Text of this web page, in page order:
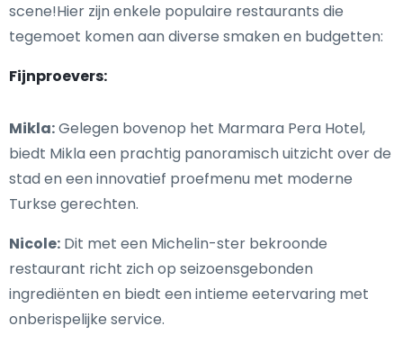
scene!Hier zijn enkele populaire restaurants die
tegemoet komen aan diverse smaken en budgetten:
Fijnproevers:
Mikla:Gelegen bovenop het Marmara Pera Hotel,
biedt Mikla een prachtig panoramisch uitzicht over de
stad en een innovatief proefmenu met moderne
Turkse gerechten.
Nicole: Dit met een Michelin-ster bekroonde
restaurant richt zich op seizoensgebonden
ingrediënten en biedt een intieme eetervaring met
onberispelijke service.